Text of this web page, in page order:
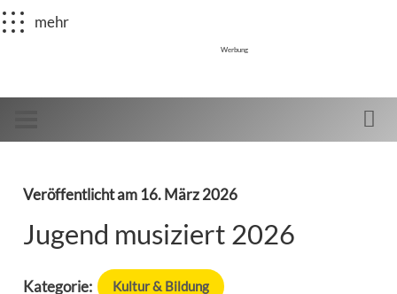
mehr
Werbung
Veröffentlicht am 16. März 2026
Jugend musiziert 2026
Kategorie: Kultur & Bildung